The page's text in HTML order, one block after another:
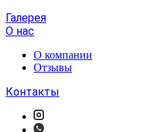
Галерея
О нас
О компании
Отзывы
Контакты